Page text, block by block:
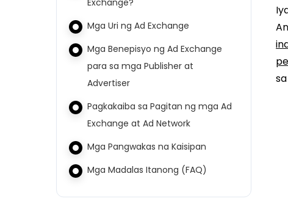
Exchange?
Mga Uri ng Ad Exchange
Mga Benepisyo ng Ad Exchange
para sa mga Publisher at
Advertiser
Pagkakaiba sa Pagitan ng mga Ad
Exchange at Ad Network
Mga Pangwakas na Kaisipan
Mga Madalas Itanong (FAQ)